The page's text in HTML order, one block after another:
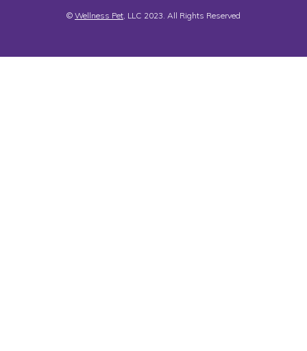
© Wellness Pet, LLC 2023. All Rights Reserved